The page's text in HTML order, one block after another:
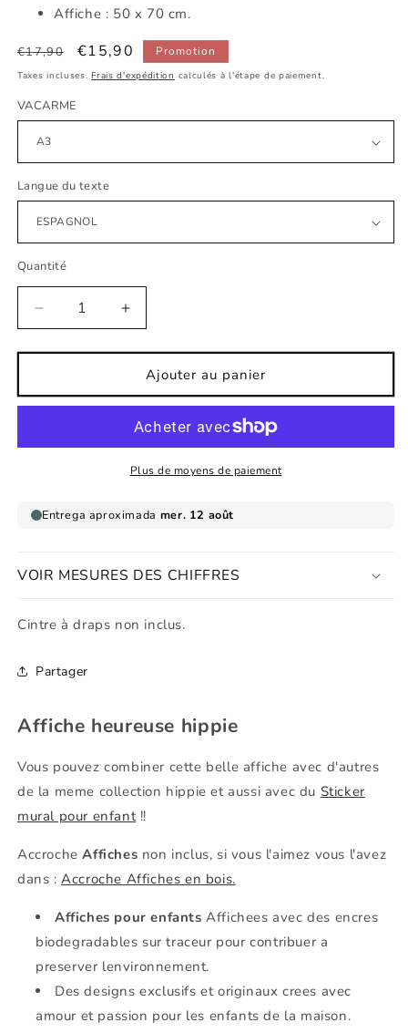
Affiche : 50 x 70 cm.
Prix
habituel
€17,90
Prix
promotionnel
€15,90 Promotion
Taxes incluses.Frais d'expédition calculés à l'étape de paiement.
VACARME
Langue du texte
Quantité
Réduire
la
quantité
Affiche
hippie
Augmenter
la
quantité
Affiche
hippie
heureuse
Ajouter au panier
Plus de moyens de paiement
VOIR MESURES DES CHIFFRES
Cintre à draps non inclus.
Partager
Affiche heureuse hippie
Vous pouvez combiner cette belle affiche avec d'autres
de la meme collection hippie et aussi avec du Sticker
mural pour enfant!!
AccrocheAffiches non inclus, si vous l'aimez vous l'avez
dans :Accroche Affiches en bois.
Affiches pour enfants Affichees avec des encres
biodegradables sur traceur pour contribuer a
preserver lenvironnement.
Des designs exclusifs et originaux crees avec
amour et passion pour les enfants de la maison.